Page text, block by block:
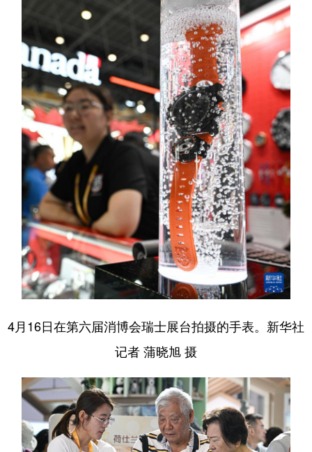
4月16日在第六届消博会瑞士展台拍摄的手表。新华社
记者 蒲晓旭 摄